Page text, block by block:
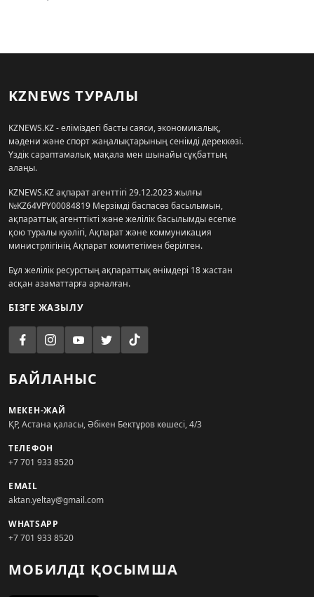
KZNEWS ТУРАЛЫ
KZNEWS.KZ - еліміздегі басты саяси, экономикалық,
мәдени және спорт жаңалықтарының сенімді дереккөзі.
Үздік сараптамалық мақала мен шынайы сұқбаттың
алаңы.
KZNEWS.KZ ақпарат агенттігі 29.12.2023 жылғы
№KZ64VPY00084819 Мерзімді баспасөз басылымын,
ақпараттық агенттікті және желілік басылымды есепке
қою туралы куәлігі, Ақпарат және коммуникация
министрлігінің Ақпарат комитетімен берілген.
Бұл желілік ресурстың ақпараттық өнімдері 18 жастан
асқан азаматтарға арналған.
БІЗГЕ ЖАЗЫЛУ
БАЙЛАНЫС
МЕКЕН-ЖАЙ
ҚР, Астана қаласы, Әбікен Бектұров көшесі, 4/3
ТЕЛЕФОН
+7 701 933 8520
EMAIL
aktan.yeltay@gmail.com
WHATSAPP
+7 701 933 8520
МОБИЛДІ ҚОСЫМША